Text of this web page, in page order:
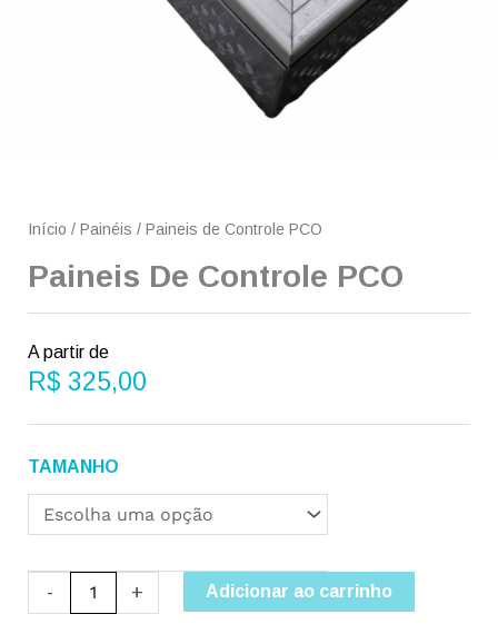
Início / Painéis / Paineis de Controle PCO
Paineis De Controle PCO
A partir de
R$ 325,00
TAMANHO
-
de
Controle
PCO
+ Adicionar ao carrinho